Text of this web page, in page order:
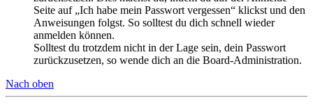
Seite auf „Ich habe mein Passwort vergessen“ klickst und den
Anweisungen folgst. So solltest du dich schnell wieder
anmelden können.
Solltest du trotzdem nicht in der Lage sein, dein Passwort
zurückzusetzen, so wende dich an die Board-Administration.
Nach oben